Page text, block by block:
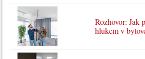
Rozhovor: Jak
hlukem v